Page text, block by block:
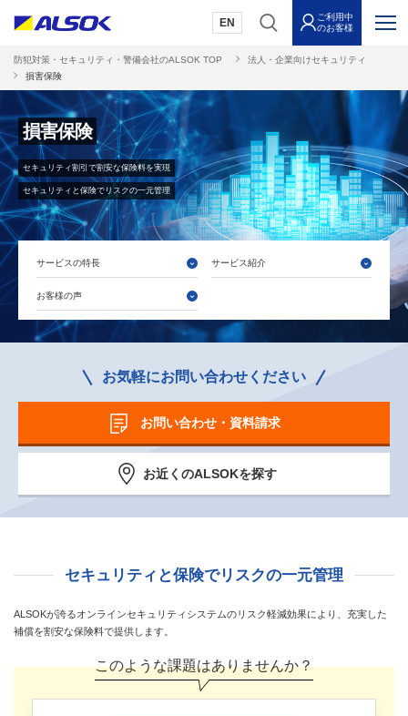
EN
ご利用中
のお客様
防犯対策・セキュリティ・警備会社のALSOK TOP
法人・企業向けセキュリティ
損害保険
損害保険
セキュリティ割引で割安な保険料を実現
セキュリティと保険でリスクの一元管理
サービスの特長 サービス紹介
お客様の声
お気軽にお問い合わせください
お問い合わせ・資料請求
お近くのALSOKを探す
セキュリティと保険でリスクの一元管理
ALSOKが誇るオンラインセキュリティシステムのリスク軽減効果により、充実した
補償を割安な保険料で提供します。
このような課題はありませんか？